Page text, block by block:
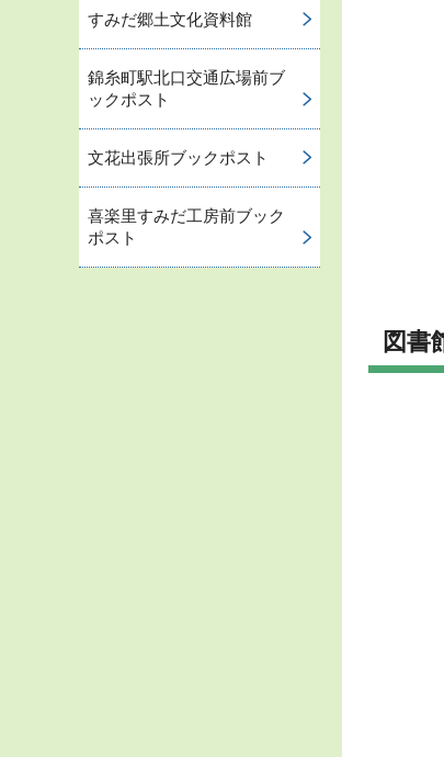
図書
すみだ郷土文化資料館
錦糸町駅北口交通広場前ブ
ックポスト
文花出張所ブックポスト
喜楽里すみだ工房前ブック
ポスト